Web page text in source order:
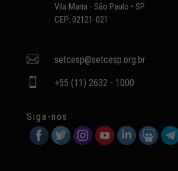
Vila Maria - São Paulo • SP
CEP: 02121-021
 setcesp@setcesp.org.br
 +55 (11) 2632 - 1000
Siga-nos